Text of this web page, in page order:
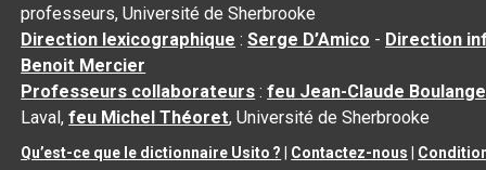
professeurs, Université de Sherbrooke
Direction lexicographique :Serge D’Amico - Direction
Benoit Mercier
Professeurs collaborateurs :feu Jean-Claude
Laval,feu Michel Théoret, Université de Sherbrooke
Qu’est-ce que le dictionnaire Usito ? Contactez-nous